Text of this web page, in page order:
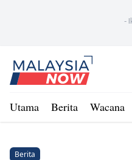
-
Home
Utama Berita Wacana
Berita